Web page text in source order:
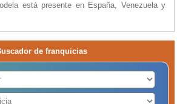
está presente en España, Venezuela y
de franquicias